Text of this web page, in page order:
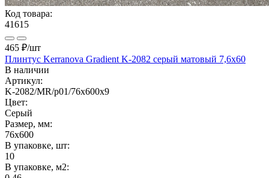
Код товара:
41615
465 ₽/шт
Плинтус Kerranova Gradient K-2082 серый матовый 7,6x60
В наличии
Артикул:
K-2082/MR/p01/76x600x9
Цвет:
Серый
Размер, мм:
76x600
В упаковке, шт:
10
В упаковке, м2: